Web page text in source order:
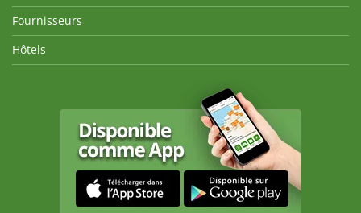
Fournisseurs
Hôtels